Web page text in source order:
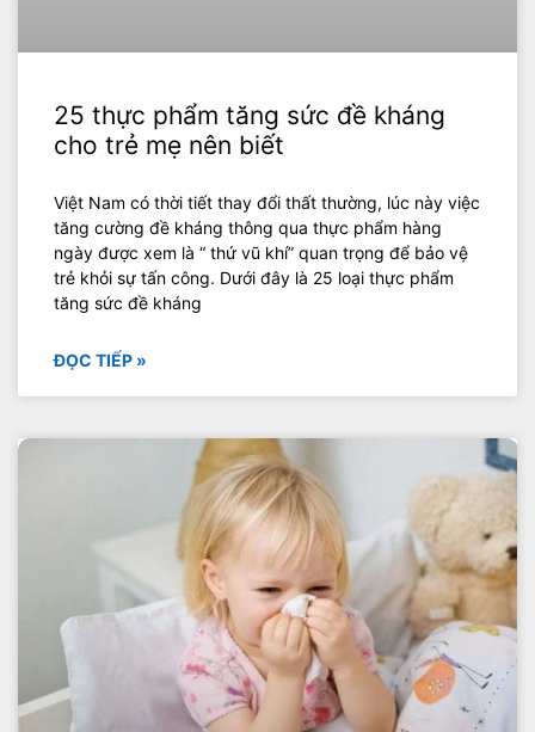
25 thực phẩm tăng sức đề kháng
cho trẻ mẹ nên biết
Việt Nam có thời tiết thay đổi thất thường, lúc này việc
tăng cường đề kháng thông qua thực phẩm hàng
ngày được xem là “ thứ vũ khí” quan trọng để bảo vệ
trẻ khỏi sự tấn công. Dưới đây là 25 loại thực phẩm
tăng sức đề kháng
ĐỌC TIẾP »